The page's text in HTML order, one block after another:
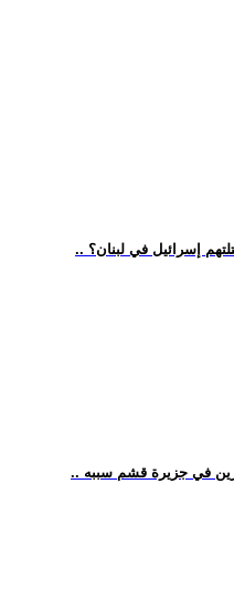
في جزيرة قشم سببه